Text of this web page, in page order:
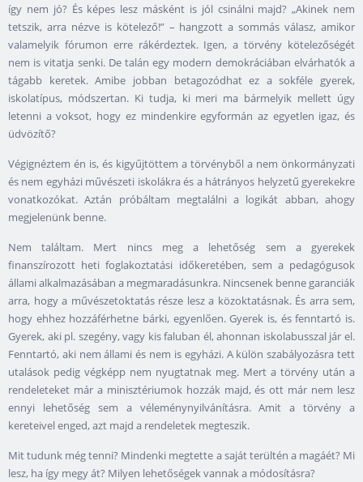
így nem jó? És képes lesz másként is jól csinálni majd? „Akinek nem
tetszik, arra nézve is kötelező!” – hangzott a sommás válasz, amikor
valamelyik fórumon erre rákérdeztek. Igen, a törvény kötelezőségét
nem is vitatja senki. De talán egy modern demokráciában elvárhatók a
tágabb keretek. Amibe jobban betagozódhat ez a sokféle gyerek,
iskolatípus, módszertan. Ki tudja, ki meri ma bármelyik mellett úgy
letenni a voksot, hogy ez mindenkire egyformán az egyetlen igaz, és
üdvözítő?
Végignéztem én is, és kigyűjtöttem a törvényből a nem önkormányzati
és nem egyházi művészeti iskolákra és a hátrányos helyzetű gyerekekre
vonatkozókat. Aztán próbáltam megtalálni a logikát abban, ahogy
megjelenünk benne.
Nem találtam. Mert nincs meg a lehetőség sem a gyerekek
finanszírozott heti foglakoztatási időkeretében, sem a pedagógusok
állami alkalmazásában a megmaradásunkra. Nincsenek benne garanciák
arra, hogy a művészetoktatás része lesz a közoktatásnak. És arra sem,
hogy ehhez hozzáférhetne bárki, egyenlően. Gyerek is, és fenntartó is.
Gyerek, aki pl. szegény, vagy kis faluban él, ahonnan iskolabusszal jár el.
Fenntartó, aki nem állami és nem is egyházi. A külön szabályozásra tett
utalások pedig végképp nem nyugtatnak meg. Mert a törvény után a
rendeleteket már a minisztériumok hozzák majd, és ott már nem lesz
ennyi lehetőség sem a véleménynyilvánításra. Amit a törvény a
kereteivel enged, azt majd a rendeletek megteszik.
Mit tudunk még tenni? Mindenki megtette a saját terültén a magáét? Mi
lesz, ha így megy át? Milyen lehetőségek vannak a módosításra?